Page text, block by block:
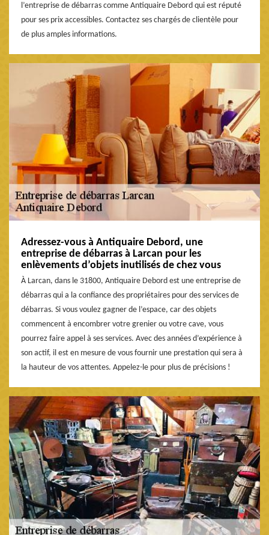
l’entreprise de débarras comme Antiquaire Debord qui est réputé
pour ses prix accessibles. Contactez ses chargés de clientèle pour
de plus amples informations.
Adressez-vous à Antiquaire Debord, une
entreprise de débarras à Larcan pour les
enlèvements d’objets inutilisés de chez vous
À Larcan, dans le 31800, Antiquaire Debord est une entreprise de
débarras qui a la confiance des propriétaires pour des services de
débarras. Si vous voulez gagner de l’espace, car des objets
commencent à encombrer votre grenier ou votre cave, vous
pourrez faire appel à ses services. Avec des années d’expérience à
son actif, il est en mesure de vous fournir une prestation qui sera à
la hauteur de vos attentes. Appelez-le pour plus de précisions !